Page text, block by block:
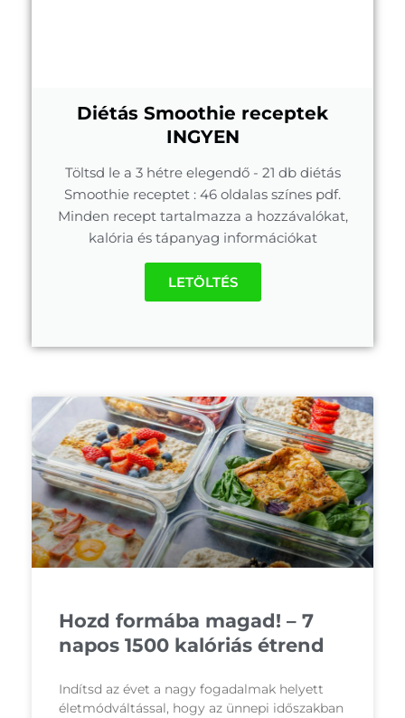
Diétás Smoothie receptek
INGYEN
Töltsd le a 3 hétre elegendő - 21 db diétás
Smoothie receptet : 46 oldalas színes pdf.
Minden recept tartalmazza a hozzávalókat,
kalória és tápanyag információkat
LETÖLTÉS
Hozd formába magad! – 7
napos 1500 kalóriás étrend
Indítsd az évet a nagy fogadalmak helyett
életmódváltással, hogy az ünnepi időszakban